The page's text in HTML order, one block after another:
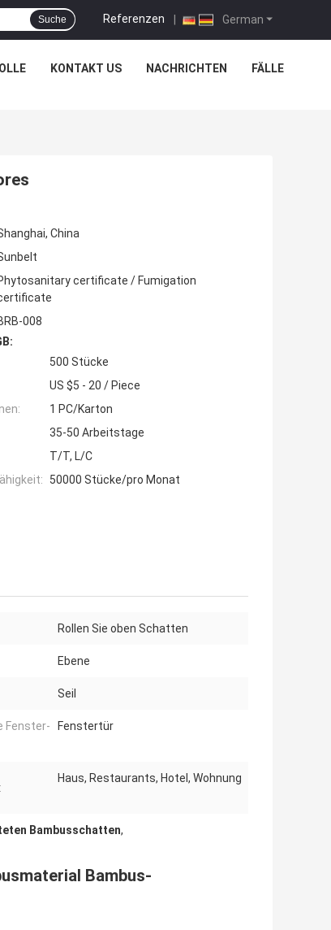
German
Referenzen |
Suche
KONTAKT US NACHRICHTEN FÄLLE
China
certificate / Fumigation
008
500 Stücke
US $5 - 20 / Piece
1 PC/Karton
35-50 Arbeitstage
T/T, L/C
50000 Stücke/pro Monat
Rollen Sie oben Schatten
Ebene
Seil
Fenster-
Fenstertür
Haus, Restaurants, Hotel, Wohnung
Bambusschatten,
Bambus-